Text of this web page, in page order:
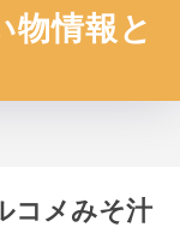
物情報と
コメみそ汁